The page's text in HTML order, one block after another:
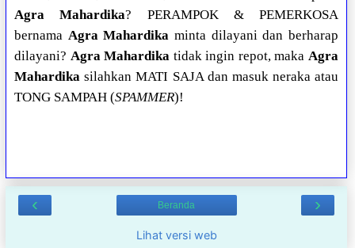
Agra Mahardika? PERAMPOK & PEMERKOSA
bernama Agra Mahardika minta dilayani dan berharap
dilayani? Agra Mahardika tidak ingin repot, makaAgra
Mahardika silahkan MATI SAJA dan masuk neraka atau
TONG SAMPAH (SPAMMER)!
‹ ›
Beranda
Lihat versi web